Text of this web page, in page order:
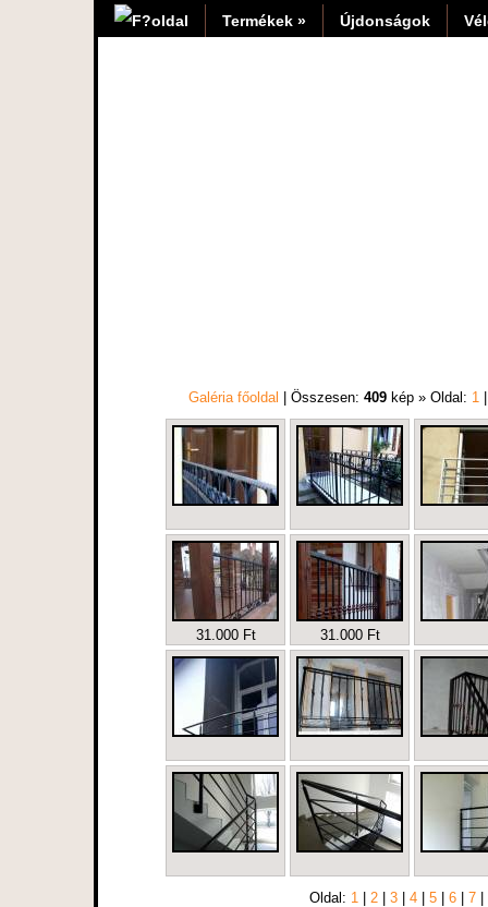
Termékek » Újdonságok
Galéria főoldal | Összesen: 409kép » Oldal: 1
31.000 Ft 31.000 Ft
Oldal: 1| 2| 3| 4| 5| 6| 7|